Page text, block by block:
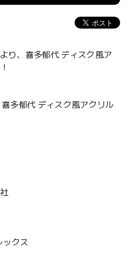
り、喜多郁代 ディスク風ア
多郁代 ディスク風アクリル
ックス